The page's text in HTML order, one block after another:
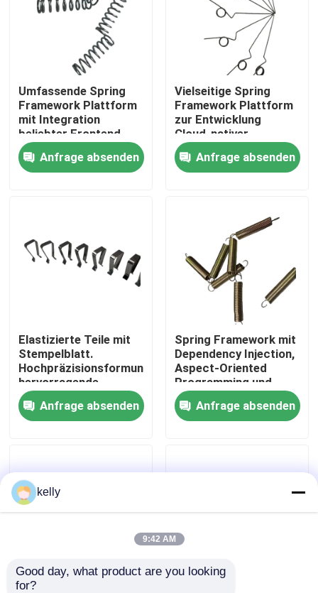
Über uns
Fabrik-Ausflug
Treten Sie mit uns in Verbindung
Fälle
Umfassende Spring
Framework Plattform
mit Integration
beliebter Frontend-
Frameworks und API-
Entwicklungstools
Anfrage absenden
Vielseitige Spring
Framework Plattform
zur Entwicklung
Cloud-nativer
Anwendungen mit
Unterstützung für
Container-
Anfrage absenden
Elastizierte Teile mit
Stempelblatt.
Hochpräzisionsformung,
hervorragende
elastische Leistung,
langlebige
Metallmaterialien,
Anfrage absenden
Spring Framework mit
Dependency Injection,
Aspect-Oriented
Programming und
modularer Architektur
für die Java-
Entwicklung
Anfrage absenden
Spring Framework
kelly
9:42 AM
Good day, what product are you looking
for?